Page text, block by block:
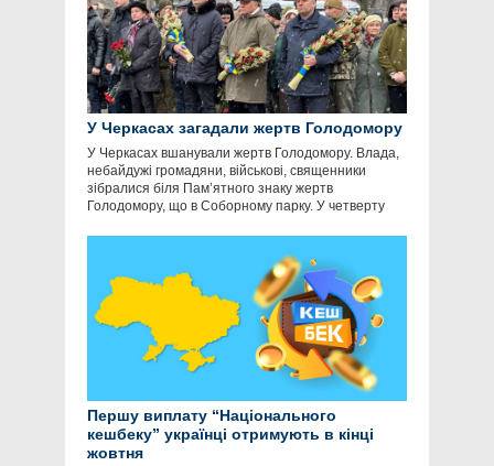
У Черкасах загадали жертв Голодомору
У Черкасах вшанували жертв Голодомору. Влада,
небайдужі громадяни, військові, священники
зібралися біля Пам’ятного знаку жертв
Голодомору, що в Соборному парку. У четверту
Першу виплату “Національного
кешбеку” українці отримують в кінці
жовтня